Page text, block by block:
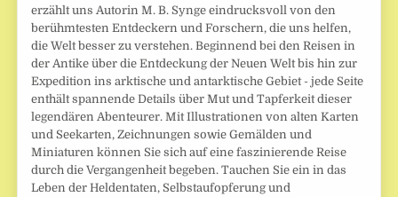
erzählt uns Autorin M. B. Synge eindrucksvoll von den
berühmtesten Entdeckern und Forschern, die uns helfen,
die Welt besser zu verstehen. Beginnend bei den Reisen in
der Antike über die Entdeckung der Neuen Welt bis hin zur
Expedition ins arktische und antarktische Gebiet - jede Seite
enthält spannende Details über Mut und Tapferkeit dieser
legendären Abenteurer. Mit Illustrationen von alten Karten
und Seekarten, Zeichnungen sowie Gemälden und
Miniaturen können Sie sich auf eine faszinierende Reise
durch die Vergangenheit begeben. Tauchen Sie ein in das
Leben der Heldentaten, Selbstaufopferung und